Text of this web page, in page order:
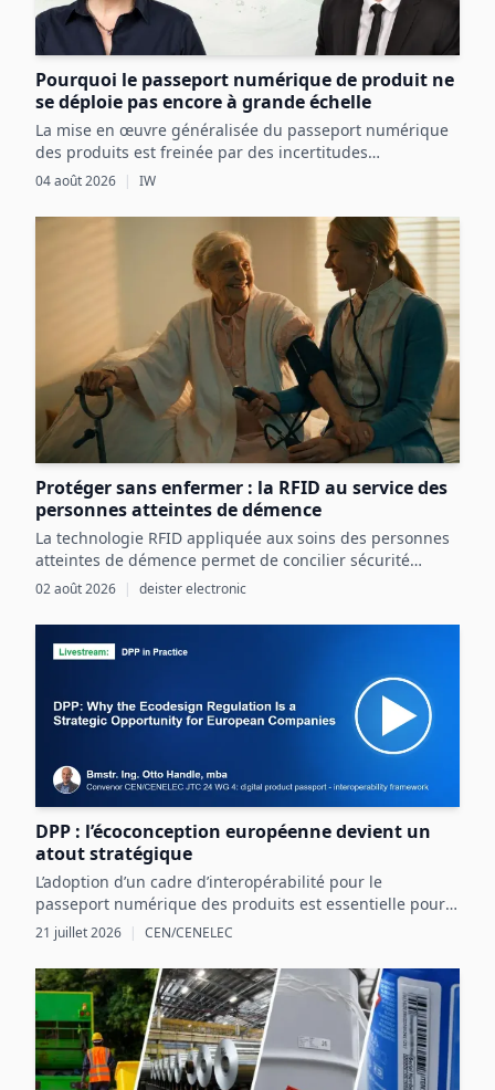
Pourquoi le passeport numérique de produit ne
se déploie pas encore à grande échelle
La mise en œuvre généralisée du passeport numérique
des produits est freinée par des incertitudes
réglementaires, des défis techniques et des coûts
l’économie circulaire.
04 août 2026 | IW
Protéger sans enfermer : la RFID au service des
personnes atteintes de démence
La technologie RFID appliquée aux soins des personnes
atteintes de démence permet de concilier sécurité
renforcée et liberté individuelle par une détection
précoce et ciblée des risques.
02 août 2026 | deister electronic
DPP : l’écoconception européenne devient un
atout stratégique
L’adoption d’un cadre d’interopérabilité pour le
passeport numérique des produits est essentielle pour
structurer les données produit et exploiter les
opportunités réglementaires et commerciales en
Europe.
21 juillet 2026 | CEN/CENELEC